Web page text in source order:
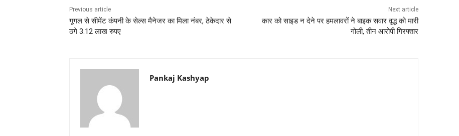
Previous article
गूगल से सीमेंट कंपनी के सेल्स मैनेजर का मिला नंबर, ठेकेदार से
ठगे 3.12 लाख रुपए
Next article
कार को साइड न देने पर हमलावरों ने बाइक सवार वृद्ध को मारी
गोली, तीन आरोपी गिरफ्तार
Pankaj Kashyap